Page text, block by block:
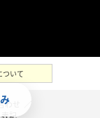
ついて
せ
記